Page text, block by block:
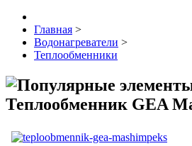
Главная >
Водонагреватели >
Теплообменники
Теплообменник GEA